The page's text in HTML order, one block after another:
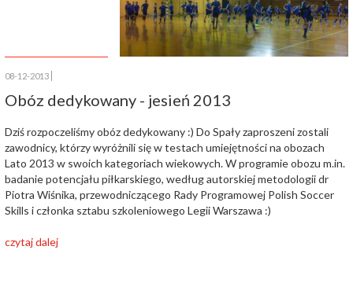
08-12-2013
Obóz dedykowany - jesień 2013
Dziś rozpoczeliśmy obóz dedykowany :) Do Spały zaproszeni zostali
zawodnicy, którzy wyróżnili się w testach umiejętności na obozach
Lato 2013 w swoich kategoriach wiekowych. W programie obozu m.in.
badanie potencjału piłkarskiego, według autorskiej metodologii dr
Piotra Wiśnika, przewodniczącego Rady Programowej Polish Soccer
Skills i członka sztabu szkoleniowego Legii Warszawa :)
czytaj dalej